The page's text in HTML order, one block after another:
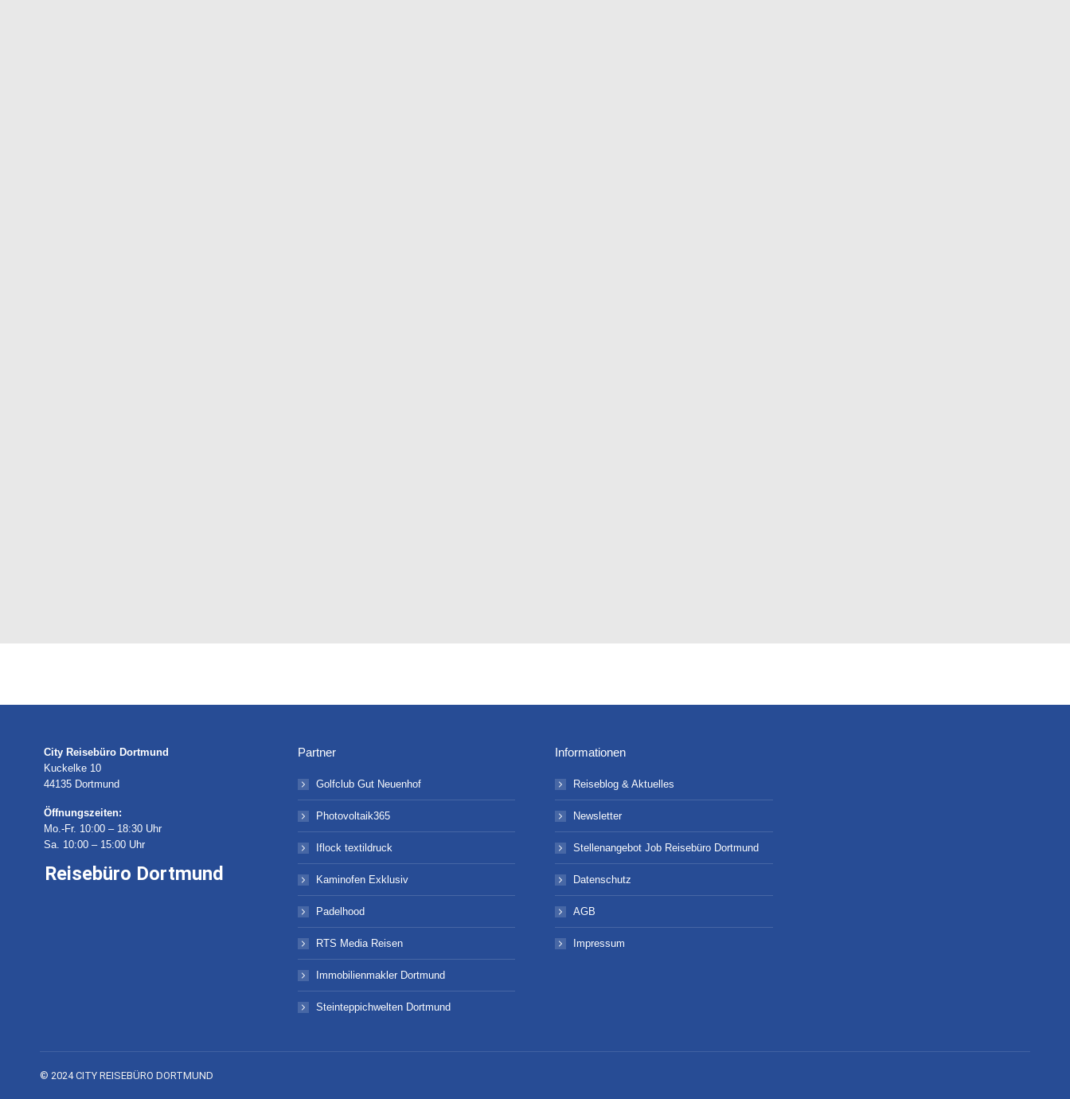
City Reisebüro Dortmund
Kuckelke 10
44135 Dortmund
Öffnungszeiten:
Mo.-Fr. 10:00 – 18:30 Uhr
Sa. 10:00 – 15:00 Uhr
Reisebüro Dortmund
Partner
Golfclub Gut Neuenhof
Photovoltaik365
Iflock textildruck
Kaminofen Exklusiv
Padelhood
RTS Media Reisen
Immobilienmakler Dortmund
Steinteppichwelten Dortmund
Informationen
Reiseblog & Aktuelles
Newsletter
Stellenangebot Job Reisebüro Dortmund
Datenschutz
AGB
Impressum
© 2024 CITY REISEBÜRO DORTMUND